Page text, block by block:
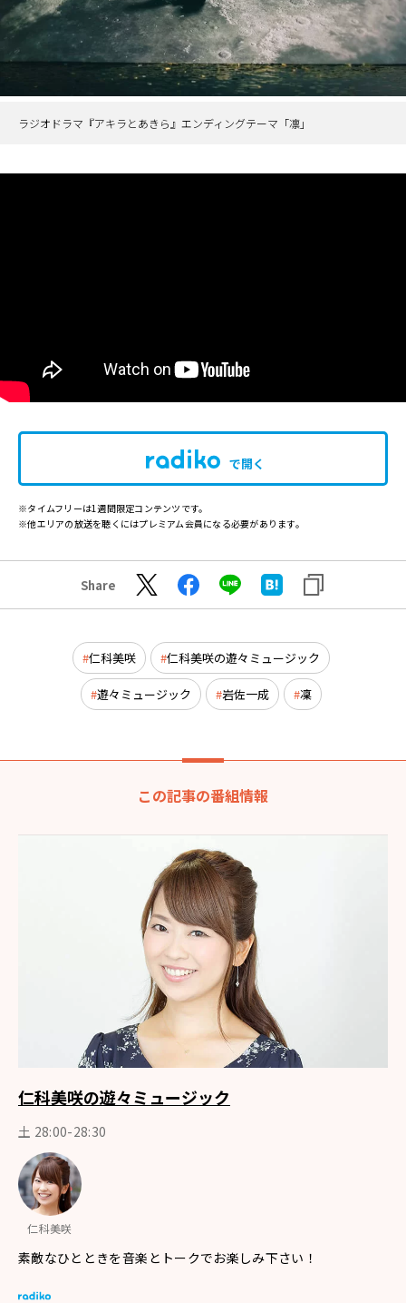
ラジオドラマ『アキラとあきら』エンディングテーマ「凛」
で開く
※タイムフリーは1週間限定コンテンツです。
※他エリアの放送を聴くにはプレミアム会員になる必要があります。
Share
仁科美咲 仁科美咲の遊々ミュージック
遊々ミュージック 岩佐一成 凜
この記事の番組情報
仁科美咲の遊々ミュージック
土 28:00-28:30
仁科美咲
素敵なひとときを音楽とトークでお楽しみ下さい！